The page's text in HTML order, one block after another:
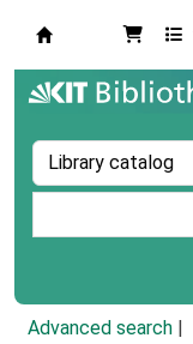
Advanced search